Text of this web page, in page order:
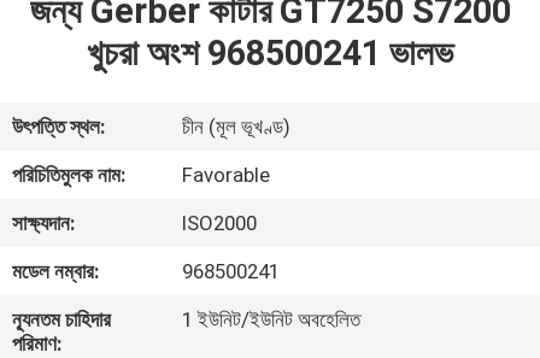
আমাদের
সম্পর্কে
কারখানা
ভ্রমণ
জন্য Gerber কাটার GT7250 S7200
খুচরা অংশ 968500241 ভালভ
উৎপত্তি স্থল:
চীন (মূল ভূখণ্ড)
পরিচিতিমুলক নাম:
Favorable
সাক্ষ্যদান:
ISO2000
মডেল নম্বার:
968500241
ন্যূনতম চাহিদার
পরিমাণ:
1 ইউনিট/ইউনিট অবহেলিত